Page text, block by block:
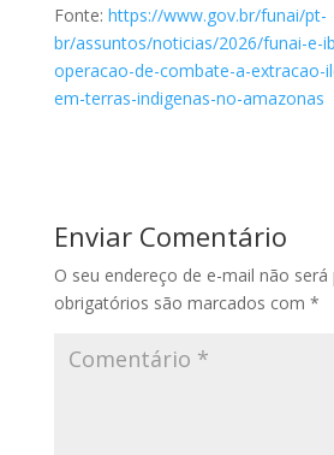
Fonte: https://www.gov.br/funai/pt-
br/assuntos/noticias/2026/funai-e-
operacao-de-combate-a-extracao-
em-terras-indigenas-no-amazonas
Enviar Comentário
O seu endereço de e-mail não será
obrigatórios são marcados com *